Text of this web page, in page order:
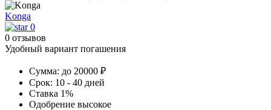
Konga
0
0 отзывов
Удобный вариант погашения
Сумма: до 20000 ₽
Срок: 10 - 40 дней
Ставка 1%
Одобрение высокое